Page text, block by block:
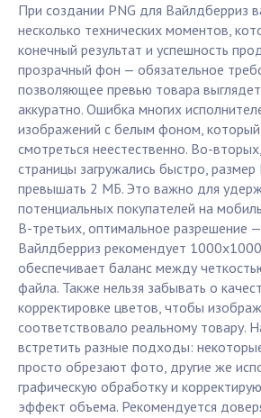
При создании PNG для Вайлдберриз
несколько технических моментов,
конечный результат и успешность
прозрачный фон — обязательное
позволяющее превью товара
аккуратно. Ошибка многих
изображений с белым фоном,
смотреться неестественно. Во-
страницы загружались быстро,
превышать 2 МБ. Это важно для
потенциальных покупателей на
В-третьих, оптимальное разрешение
Вайлдберриз рекомендует
обеспечивает баланс между
файла. Также нельзя забывать о
корректировке цветов, чтобы
соответствовало реальному товару.
встретить разные подходы:
просто обрезают фото, другие же
графическую обработку и
эффект объема. Рекомендуется